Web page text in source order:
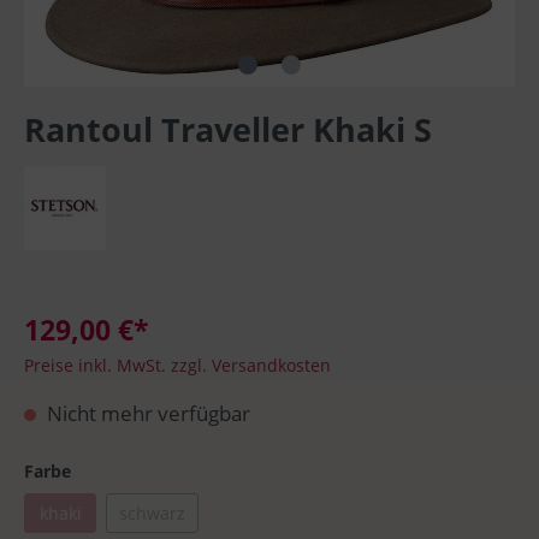
Rantoul Traveller Khaki S
129,00 €*
Preise inkl. MwSt. zzgl. Versandkosten
Nicht mehr verfügbar
Farbe